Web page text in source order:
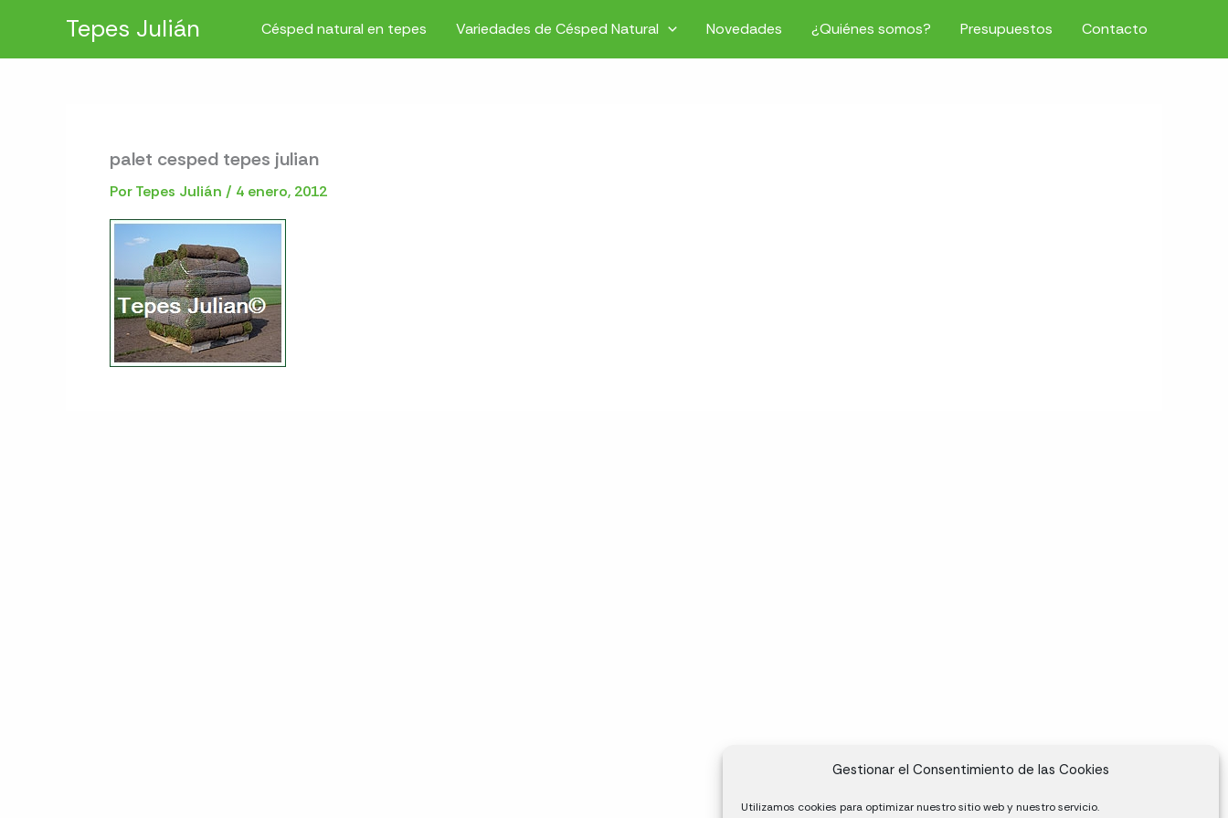
Gestionar el Consentimiento de las Cookies
Utilizamos cookies para optimizar nuestro sitio web y nuestro servicio.
contenido
Tepes Julián Césped natural en tepes Variedades de Césped Natural Novedades ¿Quiénes somos? Presupuestos Contacto
palet cesped tepes julian
PorTepes Julián / 4 enero, 2012